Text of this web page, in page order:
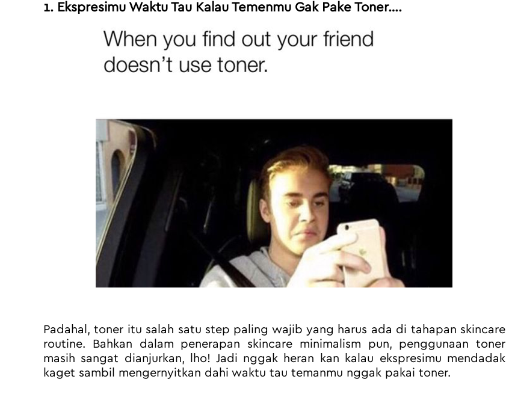
1. Ekspresimu Waktu Tau Kalau Temenmu Gak Pake Toner….
Padahal, toner itu salah satu step paling wajib yang harus ada di tahapan skincare
routine. Bahkan dalam penerapan skincare minimalism pun, penggunaan toner
masih sangat dianjurkan, lho! Jadi nggak heran kan kalau ekspresimu mendadak
kaget sambil mengernyitkan dahi waktu tau temanmu nggak pakai toner.